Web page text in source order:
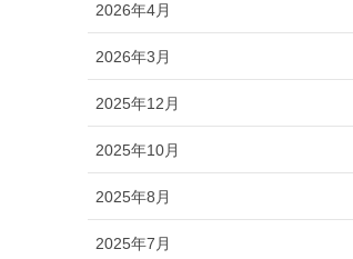
2026年4月
2026年3月
2025年12月
2025年10月
2025年8月
2025年7月